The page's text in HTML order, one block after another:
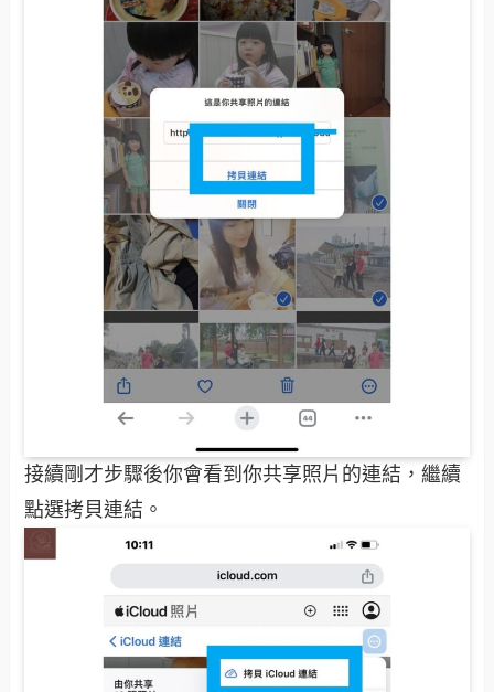
接續剛才步驟後你會看到你共享照片的連結，繼續
點選拷貝連結。